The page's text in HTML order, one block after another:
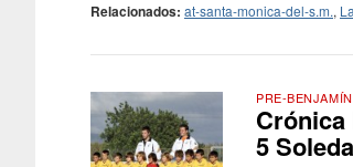
Relacionados: at-santa-monica-del-s.m.,
PRE-BENJAMÍN
Crónica
5